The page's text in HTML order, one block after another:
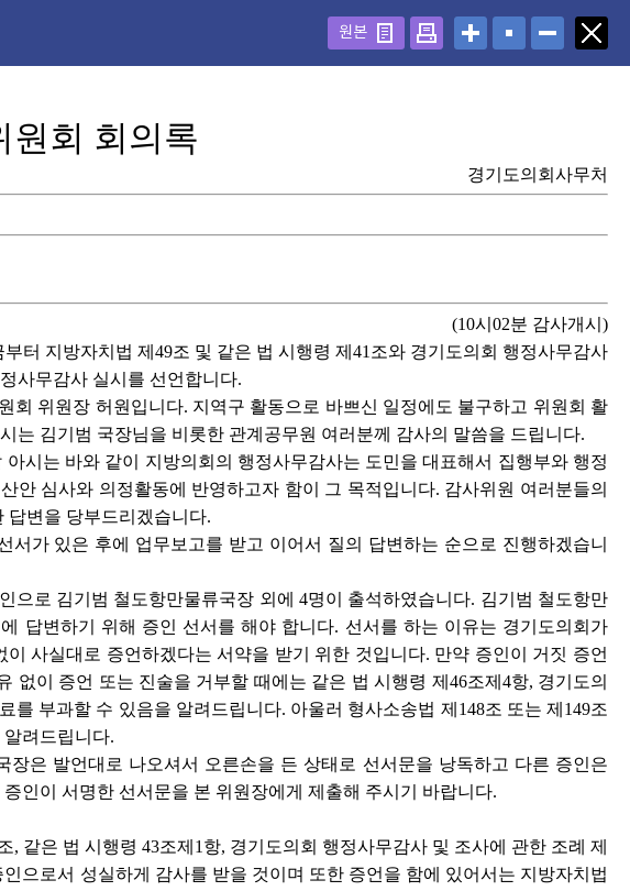
원본
원회 회의록
경기도의회사무처
(10시02분 감사개시)
터 지방자치법 제49조 및 같은 법 시행령 제41조와 경기도의회 행정사무감사
사무감사 실시를 선언합니다.
위원장 허원입니다. 지역구 활동으로 바쁘신 일정에도 불구하고 위원회 활
는 김기범 국장님을 비롯한 관계공무원 여러분께 감사의 말씀을 드립니다.
시는 바와 같이 지방의회의 행정사무감사는 도민을 대표해서 집행부와 행정
안 심사와 의정활동에 반영하고자 함이 그 목적입니다. 감사위원 여러분들의
답변을 당부드리겠습니다.
가 있은 후에 업무보고를 받고 이어서 질의 답변하는 순으로 진행하겠습니
로 김기범 철도항만물류국장 외에 4명이 출석하였습니다. 김기범 철도항만
답변하기 위해 증인 선서를 해야 합니다. 선서를 하는 이유는 경기도의회가
사실대로 증언하겠다는 서약을 받기 위한 것입니다. 만약 증인이 거짓 증언
이 증언 또는 진술을 거부할 때에는 같은 법 시행령 제46조제4항, 경기도의
부과할 수 있음을 알려드립니다. 아울러 형사소송법 제148조 또는 제149조
려드립니다.
은 발언대로 나오셔서 오른손을 든 상태로 선서문을 낭독하고 다른 증인은
인이 서명한 선서문을 본 위원장에게 제출해 주시기 바랍니다.
, 같은 법 시행령 43조제1항, 경기도의회 행정사무감사 및 조사에 관한 조례 제
으로서 성실하게 감사를 받을 것이며 또한 증언을 함에 있어서는 지방자치법